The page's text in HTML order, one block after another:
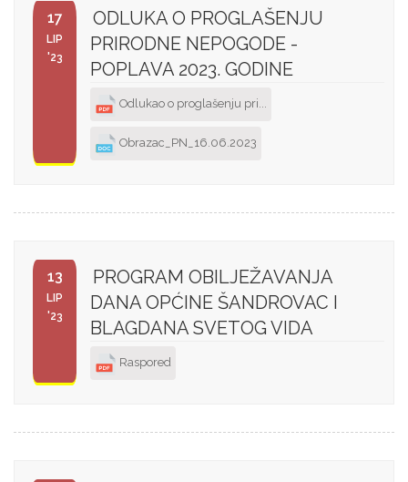
17
LIP
'23
ODLUKA O PROGLAŠENJU
PRIRODNE NEPOGODE -
POPLAVA 2023. GODINE
Odlukao o proglašenju pri...
Obrazac_PN_16.06.2023
13
LIP
'23
PROGRAM OBILJEŽAVANJA
DANA OPĆINE ŠANDROVAC I
BLAGDANA SVETOG VIDA
Raspored